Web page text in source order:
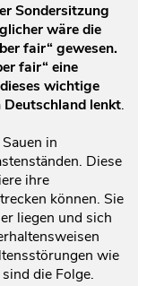
Sondersitzung
wäre die
fair“ gewesen.
fair“ eine
wichtige
Deutschland lenkt.­
in
Diese
ihre
können. Sie
liegen und sich
wie
die Folge.